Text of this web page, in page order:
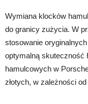
Wymiana klocków
do granicy zużycia. W
stosowanie
optymalną skuteczność
hamulcowych w
złotych, w zależności